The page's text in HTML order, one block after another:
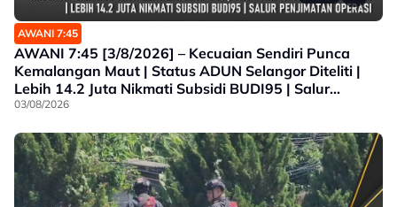
AWANI 7:45
AWANI 7:45 [3/8/2026] – Kecuaian Sendiri Punca
Kemalangan Maut | Status ADUN Selangor Diteliti |
Lebih 14.2 Juta Nikmati Subsidi BUDI95 | Salur
Penjimatan Operasi
03/08/2026